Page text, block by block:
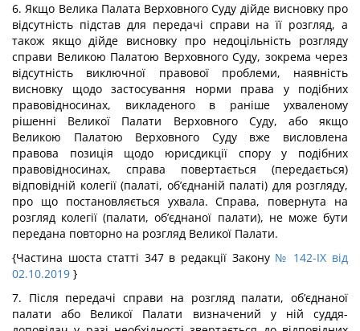
6. Якщо Велика Палата Верховного Суду дійде висновку про
відсутність підстав для передачі справи на її розгляд, а
також якщо дійде висновку про недоцільність розгляду
справи Великою Палатою Верховного Суду, зокрема через
відсутність виключної правової проблеми, наявність
висновку щодо застосування норми права у подібних
правовідносинах, викладеного в раніше ухваленому
рішенні Великої Палати Верховного Суду, або якщо
Великою Палатою Верховного Суду вже висловлена
правова позиція щодо юрисдикції спору у подібних
правовідносинах, справа повертається (передається)
відповідній колегії (палаті, об’єднаній палаті) для розгляду,
про що постановляється ухвала. Справа, повернута на
розгляд колегії (палати, об’єднаної палати), не може бути
передана повторно на розгляд Великої Палати.
{Частина шоста статті 347 в редакції Закону № 142-IX від
02.10.2019 }
7. Після передачі справи на розгляд палати, об’єднаної
палати або Великої Палати визначений у ній суддя-